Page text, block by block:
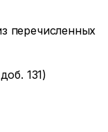
перечисленных
131)